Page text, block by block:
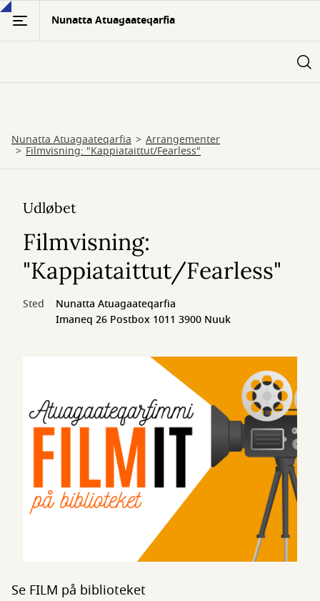
Gå
hovedindhold
Nunatta Atuagaateqarfia
Nunatta Atuagaateqarfia Arrangementer
Filmvisning: "Kappiataittut/Fearless"
Udløbet
Filmvisning:
"Kappiataittut/Fearless"
Sted
Nunatta Atuagaateqarfia
Imaneq 26 Postbox 1011 3900 Nuuk
Se FILM på biblioteket